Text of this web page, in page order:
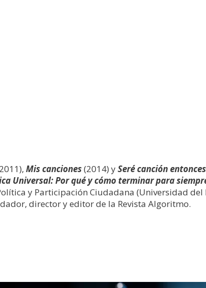
Mis canciones(2014) ySeré canción
Universal: Por qué y cómo terminar para
y Participación Ciudadana (Universidad del
director y editor de la Revista Algoritmo.